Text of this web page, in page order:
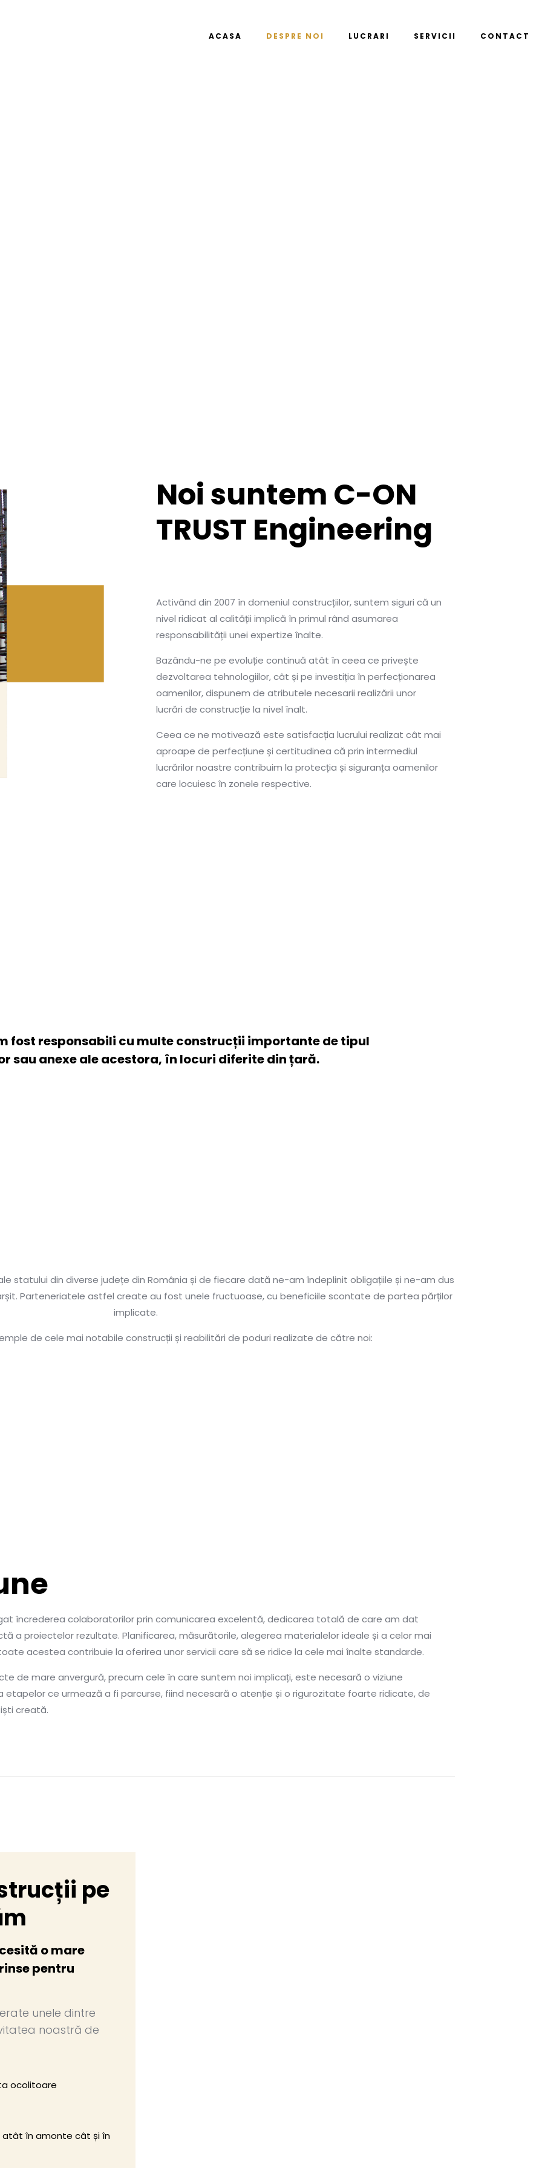
ACASA DESPRE NOI LUCRARI SERVICII CONTACT
Noi suntem C-ON
TRUST Engineering
Activând din 2007 în domeniul construcțiilor, suntem siguri că un
nivel ridicat al calității implică în primul rând asumarea
responsabilității unei expertize înalte.
Bazându-ne pe evoluție continuă atât în ceea ce privește
dezvoltarea tehnologiilor, cât și pe investiția în perfecționarea
oamenilor, dispunem de atributele necesarii realizării unor
lucrări de construcție la nivel înalt.
Ceea ce ne motivează este satisfacția lucrului realizat cât mai
aproape de perfecțiune și certitudinea că prin intermediul
lucrărilor noastre contribuim la protecția și siguranța oamenilor
care locuiesc în zonele respective.
fost responsabili cu multe construcții importante de tipul
sau anexe ale acestora, în locuri diferite din țară.
statului din diverse județe din România și de fiecare dată ne-am îndeplinit obligațiile și ne-am dus
Parteneriatele astfel create au fost unele fructuoase, cu beneficiile scontate de partea părților
implicate.
de cele mai notabile construcții și reabilitări de poduri realizate de către noi:
încrederea colaboratorilor prin comunicarea excelentă, dedicarea totală de care am dat
a proiectelor rezultate. Planificarea, măsurătorile, alegerea materialelor ideale și a celor mai
acestea contribuie la oferirea unor servicii care să se ridice la cele mai înalte standarde.
de mare anvergură, precum cele în care suntem noi implicați, este necesară o viziune
etapelor ce urmează a fi parcurse, fiind necesară o atenție și o rigurozitate foarte ridicate, de
creată.
pe
o mare
pentru
unele dintre
noastră de
ocolitoare
atât în amonte cât și în